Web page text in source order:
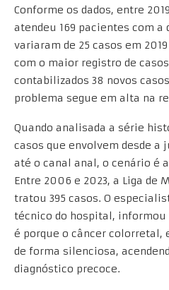
Conforme os dados, entre
atendeu 169 pacientes com a
variaram de 25 casos em
com o maior registro de
contabilizados 38 novos
problema segue em alta na
Quando analisada a série
casos que envolvem desde a
até o canal anal, o cenário é
Entre 2006 e 2023, a Liga de
tratou 395 casos. O
técnico do hospital, informou
é porque o câncer colorretal,
de forma silenciosa,
diagnóstico precoce.